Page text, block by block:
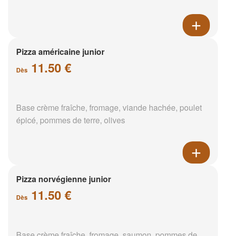
Pizza américaine junior
Dès 11.50 €
Base crème fraîche, fromage, viande hachée, poulet
épicé, pommes de terre, olives
Pizza norvégienne junior
Dès 11.50 €